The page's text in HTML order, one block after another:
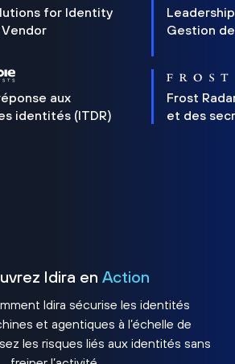
for Identity
Gestion
aux
identités (ITDR)
Frost
et des
Idira en Action
Idira sécurise les identités
et agentiques à l’échelle de
les risques liés aux identités sans